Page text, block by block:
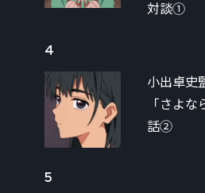
対談①
4
小出卓史
「さよ
話②
5